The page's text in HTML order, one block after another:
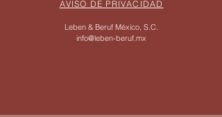
AVISO DE PRIVACIDAD
Leben & Beruf México, S.C.
info@leben-beruf.mx